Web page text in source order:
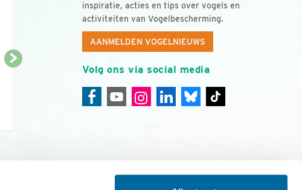
inspiratie, acties en tips over vogels en
activiteiten van Vogelbescherming.
AANMELDEN VOGELNIEUWS
Volg ons via social media